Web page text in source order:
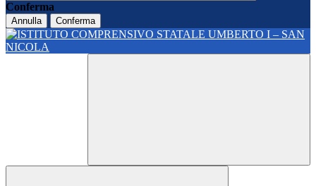
Conferma
Annulla Conferma